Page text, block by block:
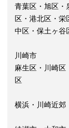
青葉区・旭区・
区・港北区・栄
中区・保土ヶ谷
川崎市
麻生区・川崎区
区
横浜・川崎近郊